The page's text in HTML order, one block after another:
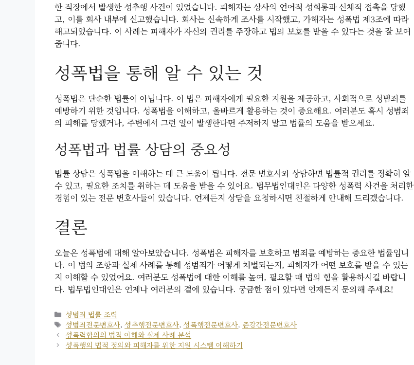
한 직장에서 발생한 성추행 사건이 있었습니다. 피해자는 상사의 언어적 성희롱과 신체적 접촉을 당했
고, 이를 회사 내부에 신고했습니다. 회사는 신속하게 조사를 시작했고, 가해자는 성폭법 제3조에 따라
해고되었습니다. 이 사례는 피해자가 자신의 권리를 주장하고 법의 보호를 받을 수 있다는 것을 잘 보여
줍니다.
성폭법을 통해 알 수 있는 것
성폭법은 단순한 법률이 아닙니다. 이 법은 피해자에게 필요한 지원을 제공하고, 사회적으로 성범죄를
예방하기 위한 것입니다. 성폭법을 이해하고, 올바르게 활용하는 것이 중요해요. 여러분도 혹시 성범죄
의 피해를 당했거나, 주변에서 그런 일이 발생한다면 주저하지 말고 법률의 도움을 받으세요.
성폭법과 법률 상담의 중요성
법률 상담은 성폭법을 이해하는 데 큰 도움이 됩니다. 전문 변호사와 상담하면 법률적 권리를 정확히 알
수 있고, 필요한 조치를 취하는 데 도움을 받을 수 있어요. 법무법인대인은 다양한 성폭력 사건을 처리한
경험이 있는 전문 변호사들이 있습니다. 언제든지 상담을 요청하시면 친절하게 안내해 드리겠습니다.
결론
오늘은 성폭법에 대해 알아보았습니다. 성폭법은 피해자를 보호하고 범죄를 예방하는 중요한 법률입니
다. 이 법의 조항과 실제 사례를 통해 성범죄가 어떻게 처벌되는지, 피해자가 어떤 보호를 받을 수 있는
지 이해할 수 있었어요. 여러분도 성폭법에 대한 이해를 높여, 필요할 때 법의 힘을 활용하시길 바랍니
다. 법무법인대인은 언제나 여러분의 곁에 있습니다. 궁금한 점이 있다면 언제든지 문의해 주세요!
카
테
고
리
성범죄 법률 조력
태
그
성범죄전문변호사,성추행전문변호사,성폭행전문변호사, 준강간전문변호사
성폭력합의의 법적 이해와 실제 사례 분석
성폭행의 법적 정의와 피해자를 위한 지원 시스템 이해하기